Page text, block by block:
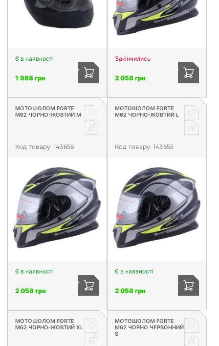
Є в наявності
1 988 грн
Закінчились
2 058 грн
МОТОШОЛОМ FORTE
М62 ЧОРНО-ЖОВТИЙ М
Код товару: 143656
Є в наявності
2 058 грн
МОТОШОЛОМ FORTE
М62 ЧОРНО-ЖОВТИЙ L
Код товару: 143655
Є в наявності
2 058 грн
МОТОШОЛОМ FORTE
М62 ЧОРНО-ЖОВТИЙ XL
МОТОШОЛОМ FORTE
М62 ЧОРНО ЧЕРВОННИЙ
S